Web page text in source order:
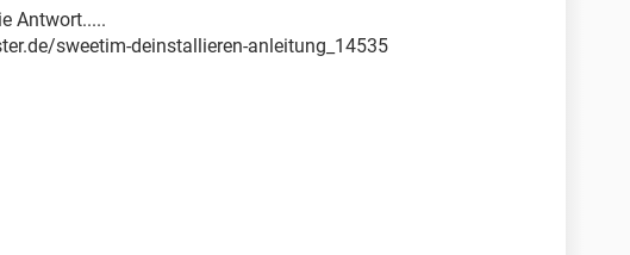
Antwort.....
sweetim-deinstallieren-anleitung_14535